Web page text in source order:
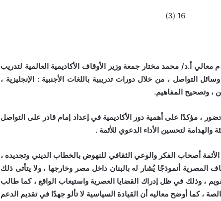
افتتح اليوم الاثنين الموافق 11 / 1 /2016 م معالي أ.د/ محمد مختار جمعة وزير الأوقاف الأكاديمية العالمية لتدريب
التواصل ، من خلال دورات تدريبية باللغات الأجنبية : الإنجليزية ،
، وتصحيح المفاهيم.
، مؤكدًا على أهمية دور الأكاديمية في إعداد إمام قادر على التواصل
لتحسين الأداء الدعوي للأئمة .
أصحاب الفكر والوعي الثقافي للنهوض بالخطاب الديني وتجديده ،
المصرية أنموذجًا يُشار له بالبنان داخل مصر وخارجها ، ولا يتأتى ذلك
، وذلك في ظل إدراك القضايا العصرية واستيعاب الواقع ، كما طالب
، كما أوضح معاليه أن القيادة السياسية لا تألو جهدًا في تقديم الدعم